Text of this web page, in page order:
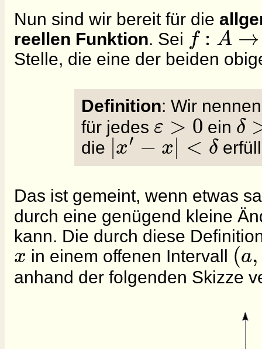
Nun sind wir bereit für die
reellen Funktion. Sei f : A →
Stelle, die eine der beiden
Definition: Wir
für jedes ε > 0 ein δ
die |x′ − x| < δ
Das ist gemeint, wenn etwas
durch eine genügend kleine
kann. Die durch diese
x in einem offenen Intervall (a,
anhand der folgenden Skizze